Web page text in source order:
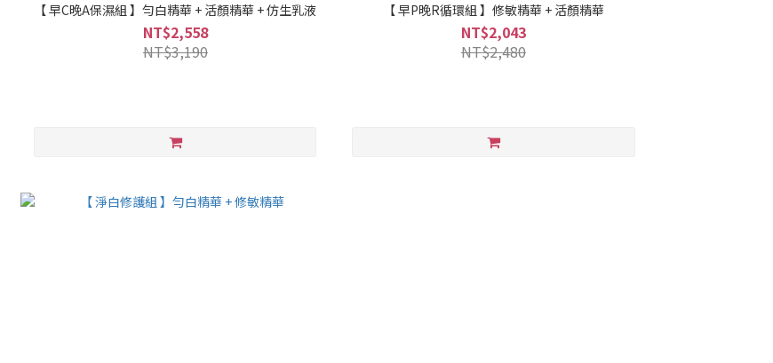
【 早C晚A保濕組 】勻白精華 + 活顏精華 + 仿生乳液
NT$2,558
NT$3,190
【 早P晚R循環組 】修敏精華 + 活顏精華
NT$2,043
NT$2,480